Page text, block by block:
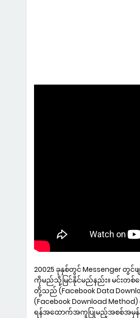
20025 ခုနှစ်တွင် Messenger
ကိုမည်သို့မြင်နိုင်မည်နည်း။ မင်းတ
တို့သည် (Facebook Data
(Facebook Download
ရန်အထောက်အကူပြုမည့်အစစ်အမှန်